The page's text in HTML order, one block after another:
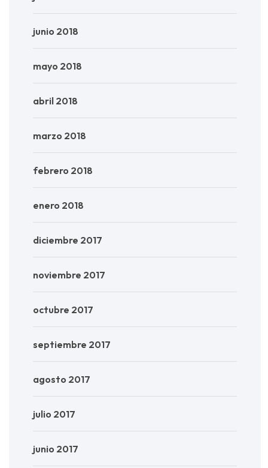
junio 2018
mayo 2018
abril 2018
marzo 2018
febrero 2018
enero 2018
diciembre 2017
noviembre 2017
octubre 2017
septiembre 2017
agosto 2017
julio 2017
junio 2017